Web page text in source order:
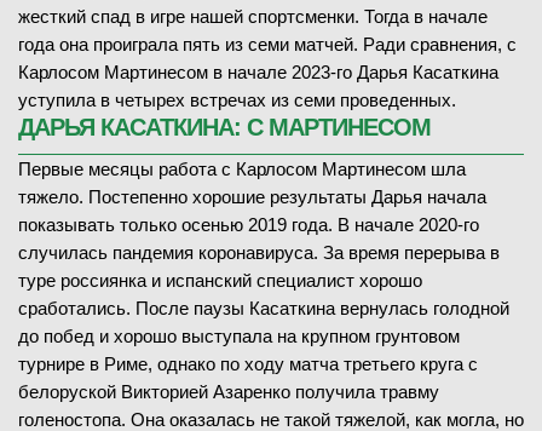
жесткий спад в игре нашей спортсменки. Тогда в начале
года она проиграла пять из семи матчей. Ради сравнения, с
Карлосом Мартинесом в начале 2023-го Дарья Касаткина
уступила в четырех встречах из семи проведенных.
ДАРЬЯ КАСАТКИНА: С МАРТИНЕСОМ
Первые месяцы работа с Карлосом Мартинесом шла
тяжело. Постепенно хорошие результаты Дарья начала
показывать только осенью 2019 года. В начале 2020-го
случилась пандемия коронавируса. За время перерыва в
туре россиянка и испанский специалист хорошо
сработались. После паузы Касаткина вернулась голодной
до побед и хорошо выступала на крупном грунтовом
турнире в Риме, однако по ходу матча третьего круга с
белоруской Викторией Азаренко получила травму
голеностопа. Она оказалась не такой тяжелой, как могла, но